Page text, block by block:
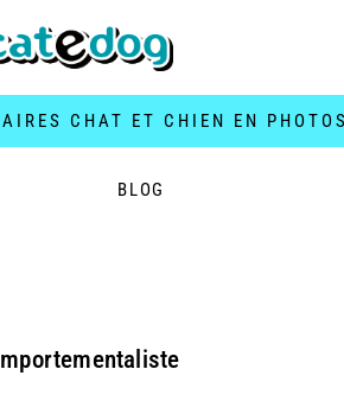
CHAT ET CHIEN EN PHOTOS
BLOG